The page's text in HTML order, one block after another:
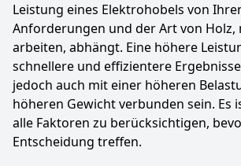
Leistung eines Elektrohobels von
Anforderungen und der Art von Holz,
arbeiten, abhängt. Eine höhere
schnellere und effizientere
jedoch auch mit einer höheren
höheren Gewicht verbunden sein. Es
alle Faktoren zu berücksichtigen,
Entscheidung treffen.